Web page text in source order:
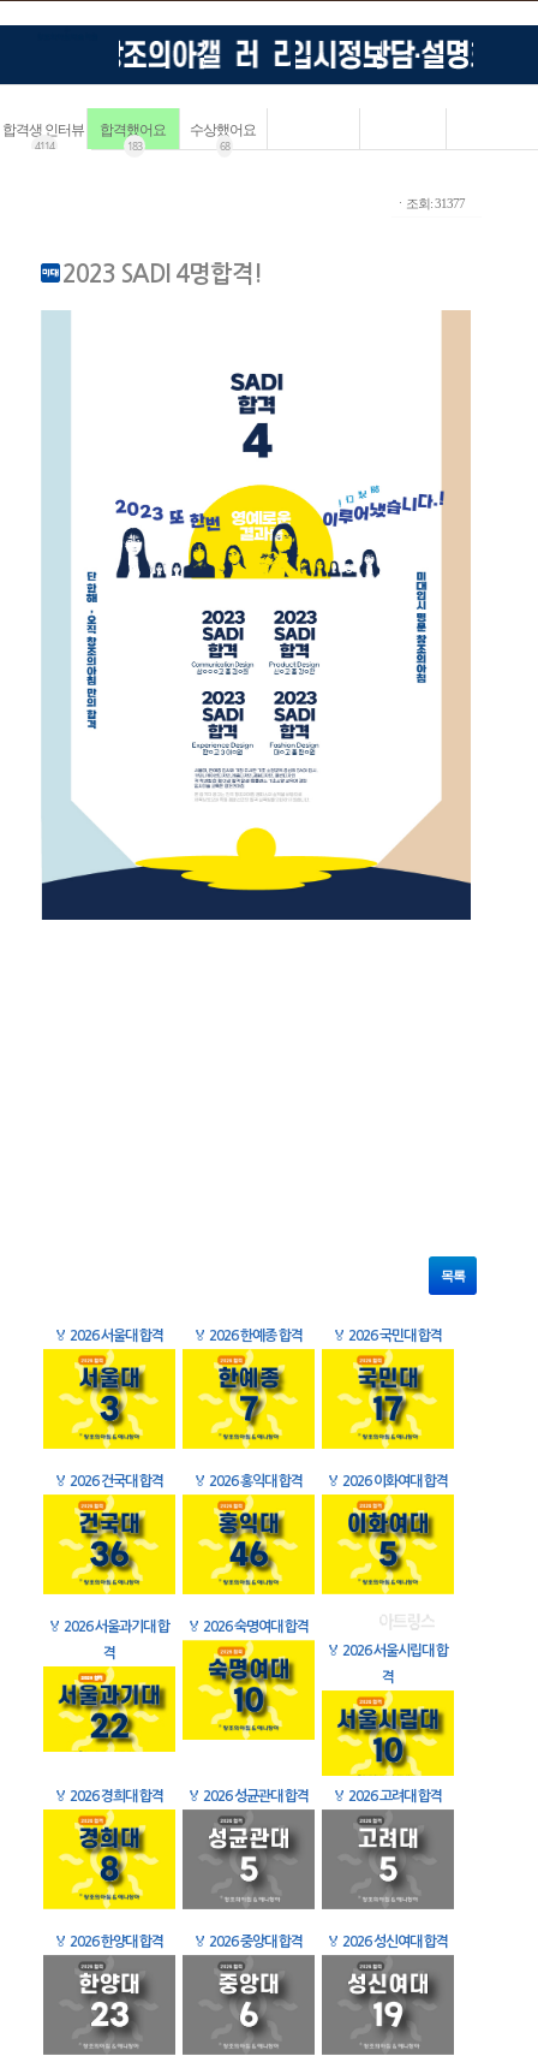
합격생 인터뷰
4114
합격했어요
183
수상했어요
68
ㆍ조회: 31377
2023 SADI 4명합격!
목록
🏅 2026 서울대 합격 🏅 2026 한예종 합격 🏅 2026 국민대 합격
🏅 2026 건국대 합격 🏅 2026 홍익대 합격 🏅 2026 이화여대 합격
🏅 2026 서울과기대 합
격
🏅 2026 숙명여대 합격
🏅 2026 서울시립대 합
격
🏅 2026 경희대 합격 🏅 2026 성균관대 합격 🏅 2026 고려대 합격
🏅 2026 한양대 합격 🏅 2026 중앙대 합격 🏅 2026 성신여대 합격